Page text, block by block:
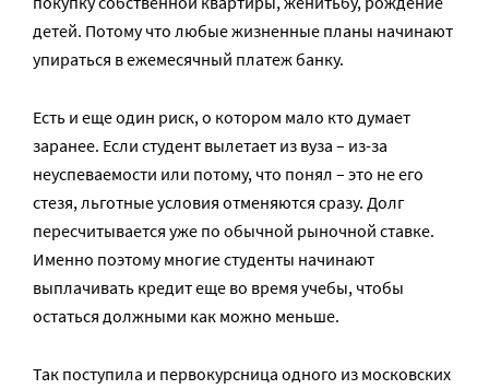
детей. Потому что любые жизненные планы начинают
упираться в ежемесячный платеж банку.
Есть и еще один риск, о котором мало кто думает
заранее. Если студент вылетает из вуза – из-за
неуспеваемости или потому, что понял – это не его
стезя, льготные условия отменяются сразу. Долг
пересчитывается уже по обычной рыночной ставке.
Именно поэтому многие студенты начинают
выплачивать кредит еще во время учебы, чтобы
остаться должными как можно меньше.
Так поступила и первокурсница одного из московских